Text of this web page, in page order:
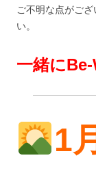
ご不明な点がご
い。
一緒に
1